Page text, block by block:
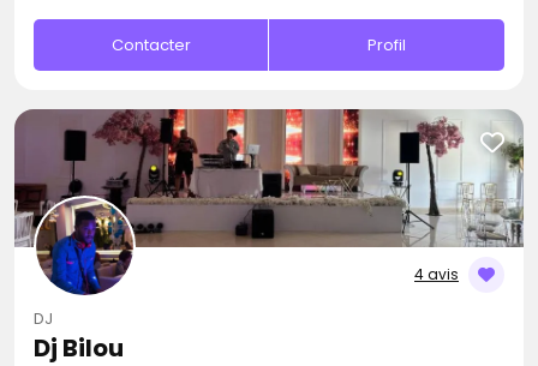
Contacter Profil
4 avis
DJ
Dj Bilou